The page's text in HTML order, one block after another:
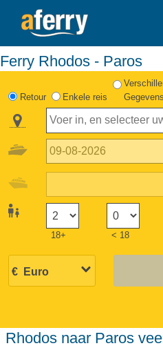
Ferry Rhodos - Paros
Retour Enkele reis
Gegevens
18+ < 18
Rhodos naar Paros veerboten. Veerboten,